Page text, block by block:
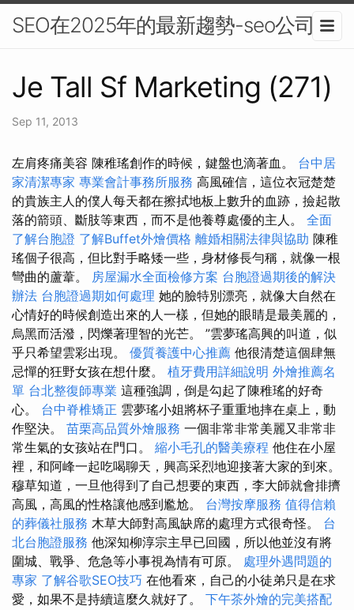
SEO在2025年的最新趨勢-seo公司
Je Tall Sf Marketing (271)
Sep 11, 2013
左肩疼痛美容 陳稚瑤創作的時候，鍵盤也滴著血。 台中居
家清潔專家 專業會計事務所服務 高風確信，這位衣冠楚楚
的貴族主人的僕人每天都在擦拭地板上數升的血跡，撿起散
落的箭頭、斷肢等東西，而不是他養尊處優的主人。 全面
了解台胞證 了解Buffet外燴價格 離婚相關法律與協助 陳稚
瑤個子很高，但比對手略矮一些，身材修長勻稱，就像一根
彎曲的蘆葦。 房屋漏水全面檢修方案 台胞證過期後的解決
辦法 台胞證過期如何處理 她的臉特別漂亮，就像大自然在
心情好的時候創造出來的人一樣，但她的眼睛是最美麗的，
烏黑而活潑，閃爍著理智的光芒。 ”雲夢瑤高興的叫道，似
乎只希望雲彩出現。 優質養護中心推薦 他很清楚這個肆無
忌憚的狂野女孩在想什麼。 植牙費用詳細說明 外燴推薦名
單 台北整復師專業 這種強調，倒是勾起了陳稚瑤的好奇
心。 台中脊椎矯正 雲夢瑤小姐將杯子重重地摔在桌上，動
作堅決。 苗栗高品質外燴服務 一個非常非常美麗又非常非
常生氣的女孩站在門口。 縮小毛孔的醫美療程 他住在小屋
裡，和阿峰一起吃喝聊天，興高采烈地迎接著大家的到來。
穆草知道，一旦他得到了自己想要的東西，李大師就會排擠
高風，高風的性格讓他感到尷尬。 台灣按摩服務 值得信賴
的葬儀社服務 木草大師對高風缺席的處理方式很奇怪。 台
北台胞證服務 他深知柳淳宗主早已回國，所以他並沒有將
圍城、戰爭、危急等小事視為情有可原。 處理外遇問題的
專家 了解谷歌SEO技巧 在他看來，自己的小徒弟只是在求
愛，如果不是持續這麼久就好了。 下午茶外燴的完美搭配